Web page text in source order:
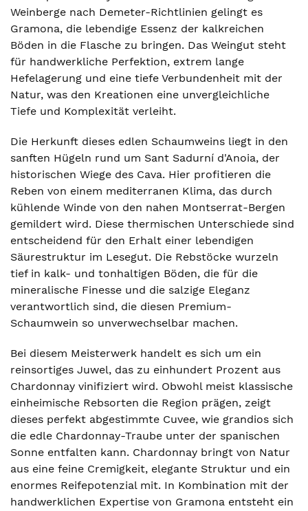
Weinberge nach Demeter-Richtlinien gelingt es
Gramona, die lebendige Essenz der kalkreichen
Böden in die Flasche zu bringen. Das Weingut steht
für handwerkliche Perfektion, extrem lange
Hefelagerung und eine tiefe Verbundenheit mit der
Natur, was den Kreationen eine unvergleichliche
Tiefe und Komplexität verleiht.
Die Herkunft dieses edlen Schaumweins liegt in den
sanften Hügeln rund um Sant Sadurní d'Anoia, der
historischen Wiege des Cava. Hier profitieren die
Reben von einem mediterranen Klima, das durch
kühlende Winde von den nahen Montserrat-Bergen
gemildert wird. Diese thermischen Unterschiede sind
entscheidend für den Erhalt einer lebendigen
Säurestruktur im Lesegut. Die Rebstöcke wurzeln
tief in kalk- und tonhaltigen Böden, die für die
mineralische Finesse und die salzige Eleganz
verantwortlich sind, die diesen Premium-
Schaumwein so unverwechselbar machen.
Bei diesem Meisterwerk handelt es sich um ein
reinsortiges Juwel, das zu einhundert Prozent aus
Chardonnay vinifiziert wird. Obwohl meist klassische
einheimische Rebsorten die Region prägen, zeigt
dieses perfekt abgestimmte Cuvee, wie grandios sich
die edle Chardonnay-Traube unter der spanischen
Sonne entfalten kann. Chardonnay bringt von Natur
aus eine feine Cremigkeit, elegante Struktur und ein
enormes Reifepotenzial mit. In Kombination mit der
handwerklichen Expertise von Gramona entsteht ein